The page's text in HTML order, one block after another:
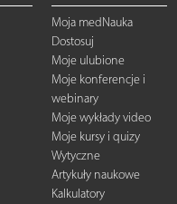
Moja medNauka
Dostosuj
Moje ulubione
Moje konferencje i
webinary
Moje wykłady video
Moje kursy i quizy
Wytyczne
Artykuły naukowe
Kalkulatory